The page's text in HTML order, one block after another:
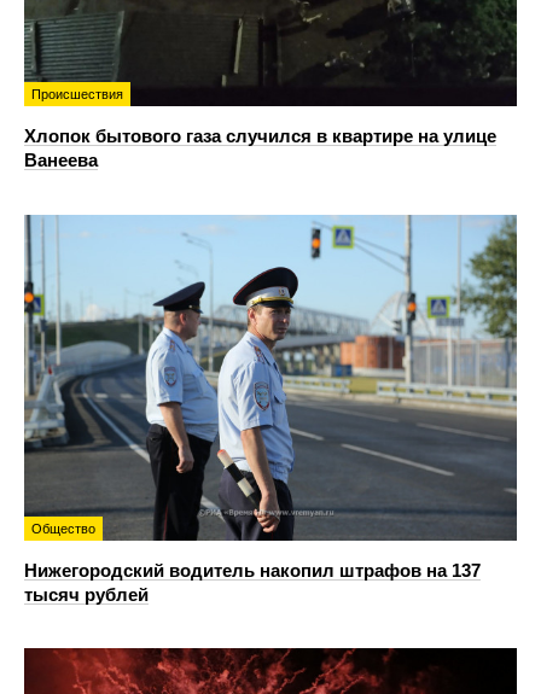
Происшествия
Хлопок бытового газа случился в квартире на улице
Ванеева
Общество
Нижегородский водитель накопил штрафов на 137
тысяч рублей